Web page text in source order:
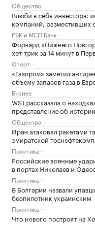
Общество
Влюби в себя инвестора:
компаний, разместивших
РБК и МСП Банк
Форвард «Нижнего
хет-трик за 14 минут в
Спорт
«Газпром» заметил
объему запасов газа в
Бизнес
WSJ рассказала о
представление об
Общество
Иран атаковал ракетами
эмиратской
Политика
Российские военные
в портах Николаев и
Политика
В Болгарии назвали
беспилотник украинским
Политика
Что нового построят на